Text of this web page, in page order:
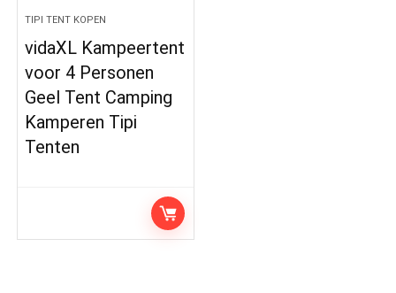
TIPI TENT KOPEN
vidaXL Kampeertent
voor 4 Personen
Geel Tent Camping
Kamperen Tipi
Tenten